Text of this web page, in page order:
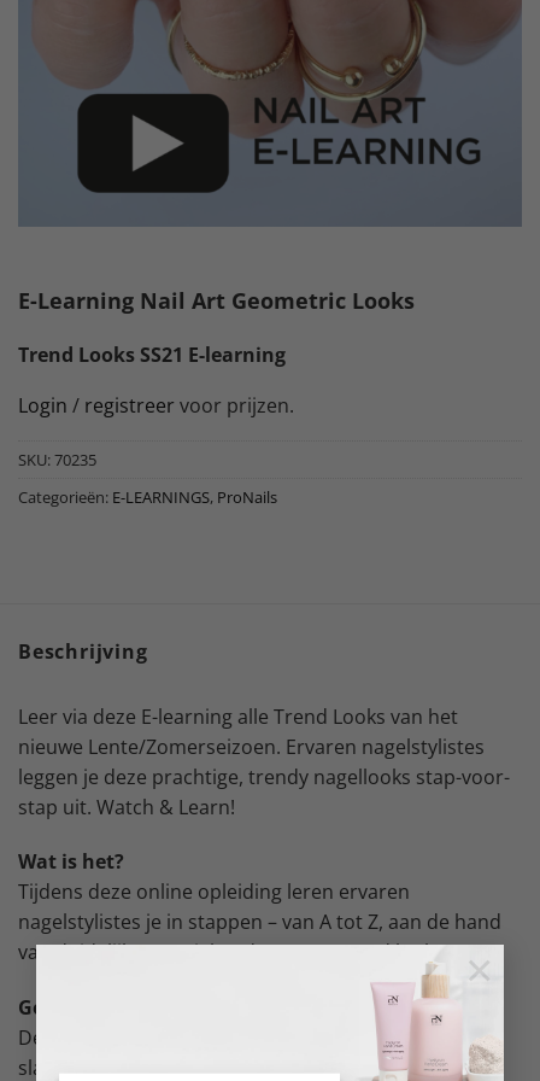
×
E-Learning Nail Art Geometric Looks
Trend Looks SS21 E-learning
Login / registreer voor prijzen.
SKU:70235
Categorieën: E-LEARNINGS, ProNails
Beschrijving
Leer via deze E-learning alle Trend Looks van het
nieuwe Lente/Zomerseizoen. Ervaren nagelstylistes
leggen je deze prachtige, trendy nagellooks stap-voor-
stap uit. Watch & Learn!
Wat is het?
Tijdens deze online opleiding leren ervaren
nagelstylistes je in stappen – van A tot Z, aan de hand
van duidelijke tutorials – deze SS21 trend looks aan.
Good To Know
Deze e-learning is voor iedereen die creatief aan de
slag wilt gaan & wilt experimenteren met SS21 looks!